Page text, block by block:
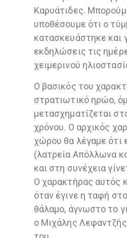
Καρυάτιδες.
υποθέσουμε ότι ο
κατασκευάστηκε και
εκδηλώσεις τις
χειμερινού
Ο βασικός του
στρατιωτικό ηρώο,
μετασχηματίζεται
χρόνου. Ο αρχικός
χώρου θα λέγαμε ότι
(λατρεία Απόλλωνα
και στη συνέχεια
Ο χαρακτήρας αυτός
όταν έγινε η ταφή
θάλαμο, άγνωστο το
ο Μιχάλης Λεφαντζής